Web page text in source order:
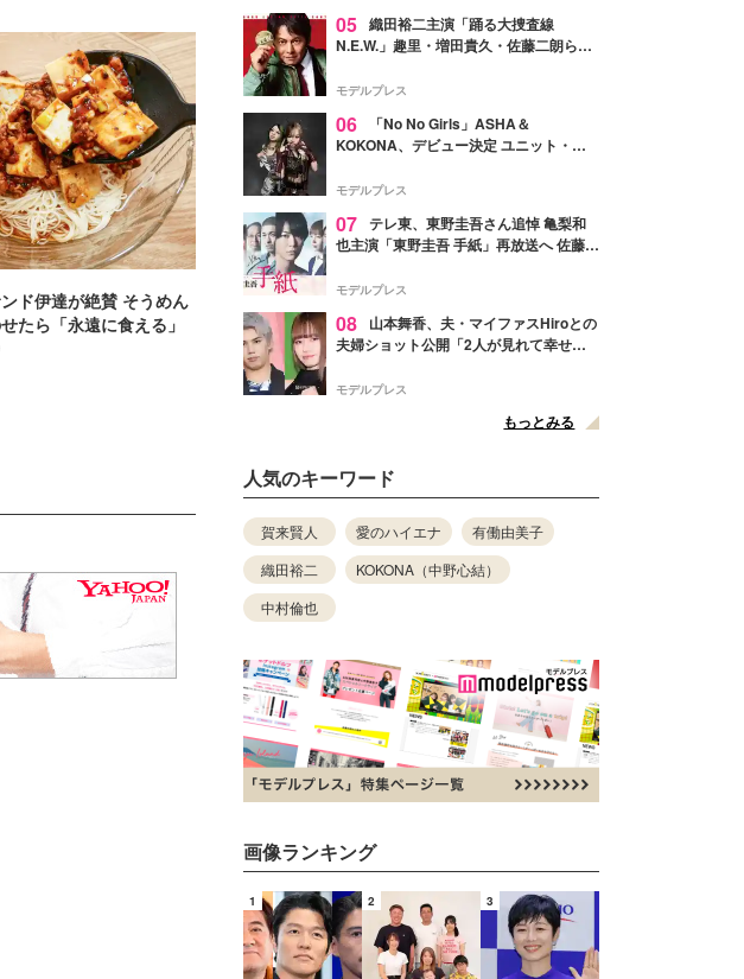
ド伊達が絶賛 そうめん
たら「永遠に食える」
05 織田裕二主演「踊る大捜査線
N.E.W.」趣里・増田貴久・佐藤二朗ら新
徴する“謎のキーワード”も
モデルプレス
06
「No No Girls」ASHA＆
KOKONA、デビュー決定 ユニット・
リリースへ
モデルプレス
07 テレ東、東野圭吾さん追悼 亀梨和
也主演「東野圭吾 手紙」再放送へ 佐藤隆
モデルプレス
08
山本舞香、夫・マイファスHiroとの
夫婦ショット公開「2人が見れて幸せ」
モデルプレス
もっとみる
人気のキーワード
賀来賢人 愛のハイエナ
有働由美子
織田裕二
KOKONA（中野心結）
中村倫也
画像ランキング
1 2 3